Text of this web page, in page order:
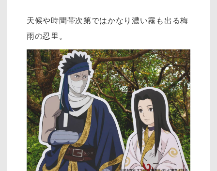
天候や時間帯次第ではかなり濃い霧も出る梅
雨の忍里。